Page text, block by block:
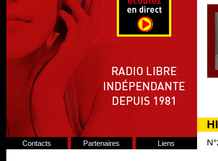
Contacts Partenaires Liens